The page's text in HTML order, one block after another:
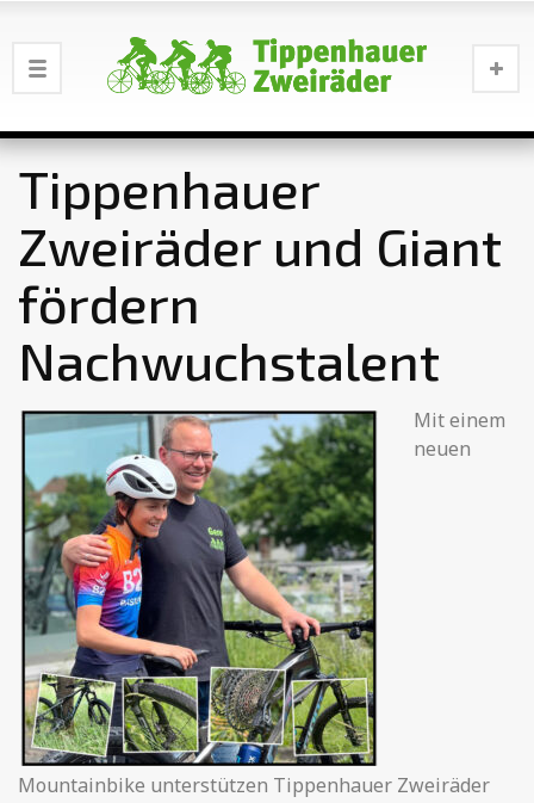
Tippenhauer
Zweiräder und Giant
fördern
Nachwuchstalent
Mit einem
neuen
Mountainbike unterstützen Tippenhauer Zweiräder